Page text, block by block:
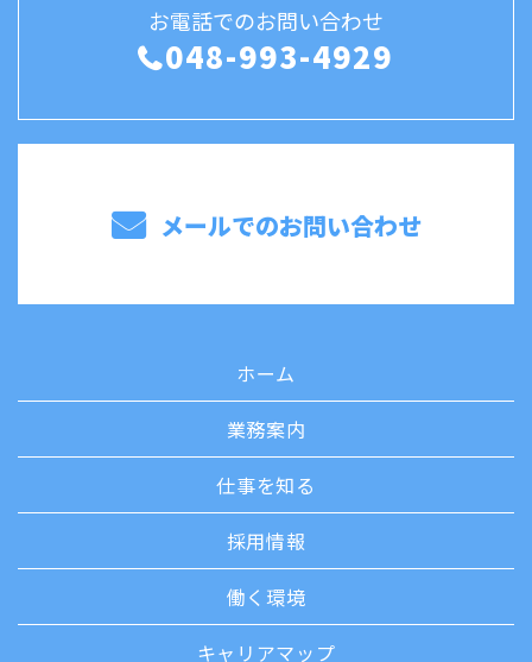
お電話でのお問い合わせ
048-993-4929
メールでのお問い合わせ
ホーム
業務案内
仕事を知る
採用情報
働く環境
キャリアマップ